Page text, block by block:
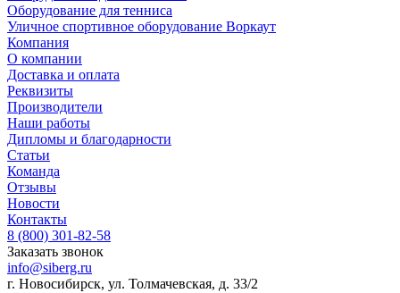
Оборудование для тенниса
Уличное спортивное оборудование Воркаут
Компания
О компании
Доставка и оплата
Реквизиты
Производители
Наши работы
Дипломы и благодарности
Статьи
Команда
Отзывы
Новости
Контакты
8 (800) 301-82-58
Заказать звонок
info@siberg.ru
г. Новосибирск, ул. Толмачевская, д. 33/2